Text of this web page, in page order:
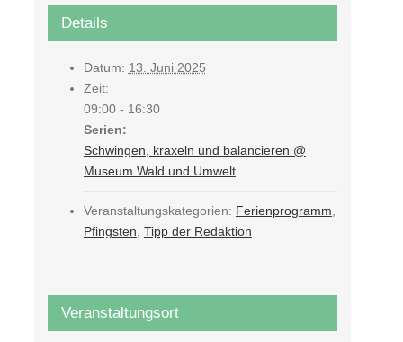
Details
Datum: 13. Juni 2025
Zeit:
09:00 - 16:30
Serien:
Schwingen, kraxeln und balancieren @
Museum Wald und Umwelt
Veranstaltungskategorien: Ferienprogramm
Pfingsten Tipp der Redaktion
Veranstaltungsort